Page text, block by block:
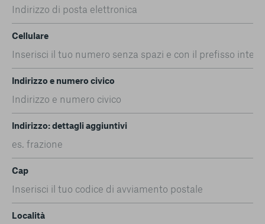
Cellulare
Indirizzo e numero civico
Indirizzo: dettagli aggiuntivi
Cap
Località